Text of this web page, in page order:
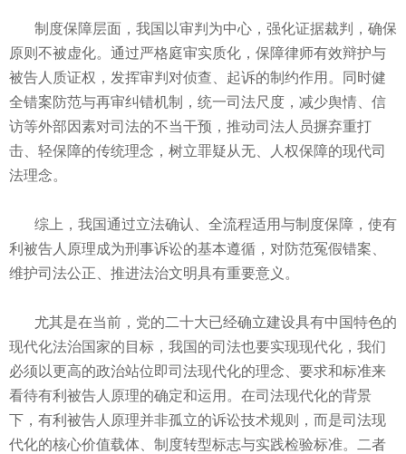
制度保障层面，我国以审判为中心，强化证据裁判，确保
原则不被虚化。通过严格庭审实质化，保障律师有效辩护与
被告人质证权，发挥审判对侦查、起诉的制约作用。同时健
全错案防范与再审纠错机制，统一司法尺度，减少舆情、信
访等外部因素对司法的不当干预，推动司法人员摒弃重打
击、轻保障的传统理念，树立罪疑从无、人权保障的现代司
法理念。
综上，我国通过立法确认、全流程适用与制度保障，使有
利被告人原理成为刑事诉讼的基本遵循，对防范冤假错案、
维护司法公正、推进法治文明具有重要意义。
尤其是在当前，党的二十大已经确立建设具有中国特色的
现代化法治国家的目标，我国的司法也要实现现代化，我们
必须以更高的政治站位即司法现代化的理念、要求和标准来
看待有利被告人原理的确定和运用。在司法现代化的背景
下，有利被告人原理并非孤立的诉讼技术规则，而是司法现
代化的核心价值载体、制度转型标志与实践检验标准。二者